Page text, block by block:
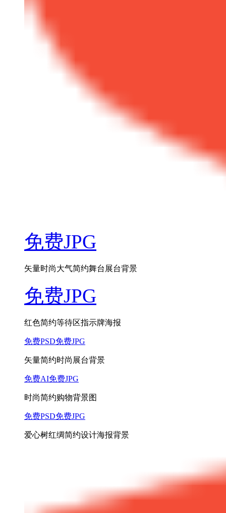
免费JPG
矢量时尚大气简约舞台展台背景
免费JPG
红色简约等待区指示牌海报
免费PSD免费JPG
矢量简约时尚展台背景
免费AI免费JPG
时尚简约购物背景图
免费PSD免费JPG
爱心树红绸简约设计海报背景